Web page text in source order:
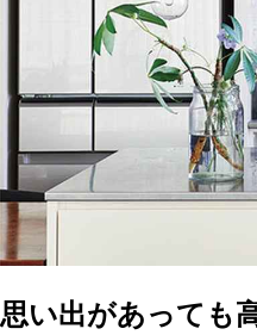
思い出があっても